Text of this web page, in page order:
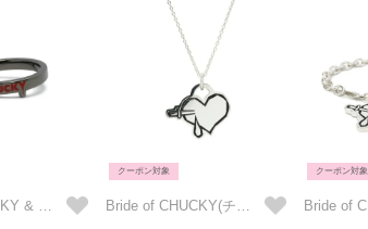
Bride of CHUCKY & TIFFANY(チャッキー & ティファニー) ブラック ペアリング/単品
クーポン対象
Bride of CHUCKY(チャッキー) ハートネックレス
クーポン対象